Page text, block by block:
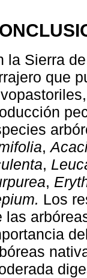
la Sierra
que
,
,
,
Los
las